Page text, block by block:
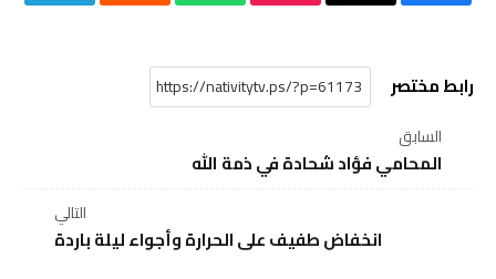
رابط مختصر
السابق
المحامي فؤاد شحادة في ذمة الله
التالي
انخفاض طفيف على الحرارة وأجواء ليلة باردة